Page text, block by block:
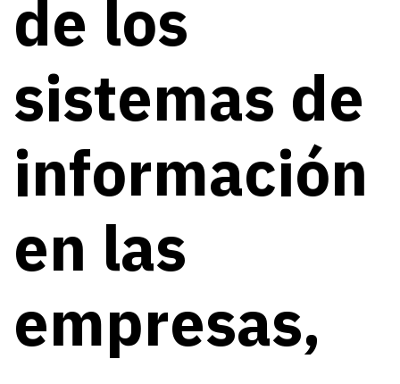
de los
sistemas de
información
en las
empresas,